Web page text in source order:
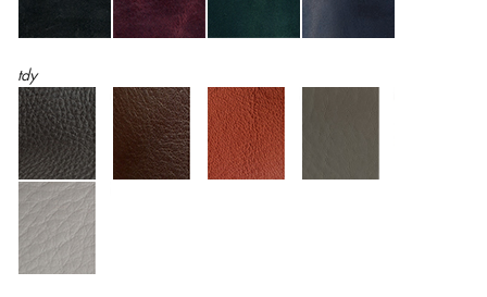
tdy